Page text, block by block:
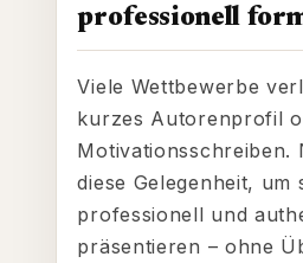
professionell
Viele Wettbewerbe
kurzes Autorenprofil
Motivationsschreiben.
diese Gelegenheit, um
professionell und
präsentieren – ohne